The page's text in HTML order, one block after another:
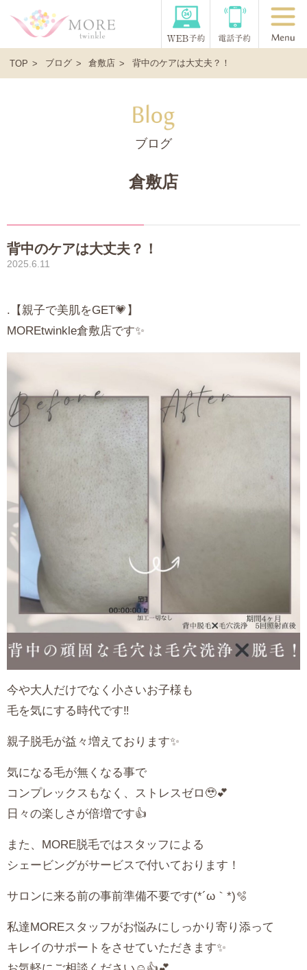
TOP ブログ 倉敷店 背中のケアは大丈夫？！
ブログ
倉敷店
背中のケアは大丈夫？！
2025.6.11
.【親子で美肌をGET💗】
MOREtwinkle倉敷店です✨
今や大人だけでなく小さいお子様も
毛を気にする時代です‼️
親子脱毛が益々増えております✨
気になる毛が無くなる事で
コンプレックスもなく、ストレスゼロ🥹💕
日々の楽しさが倍増です👍
また、MORE脱毛ではスタッフによる
シェービングがサービスで付いております！
サロンに来る前の事前準備不要です(*´ω｀*)🫧
私達MOREスタッフがお悩みにしっかり寄り添って
キレイのサポートをさせていただきます✨